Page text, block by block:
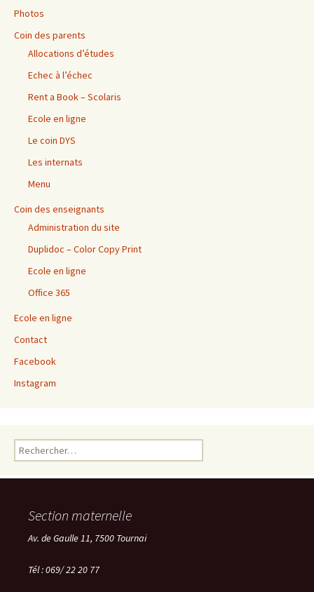
Photos
Coin des parents
Allocations d’études
Echec à l’échec
Rent a Book – Scolaris
Ecole en ligne
Le coin DYS
Les internats
Menu
Coin des enseignants
Administration du site
Duplidoc – Color Copy Print
Ecole en ligne
Office 365
Ecole en ligne
Contact
Facebook
Instagram
Rechercher :
Section maternelle
Av. de Gaulle 11, 7500 Tournai
Tél : 069/ 22 20 77